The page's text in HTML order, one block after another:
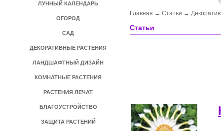
ЛУННЫЙ КАЛЕНДАРЬ
ОГОРОД
САД
ДЕКОРАТИВНЫЕ РАСТЕНИЯ
ЛАНДШАФТНЫЙ ДИЗАЙН
КОМНАТНЫЕ РАСТЕНИЯ
РАСТЕНИЯ ЛЕЧАТ
БЛАГОУСТРОЙСТВО
ЗАЩИТА РАСТЕНИЙ
Главная → Статьи →
Статьи